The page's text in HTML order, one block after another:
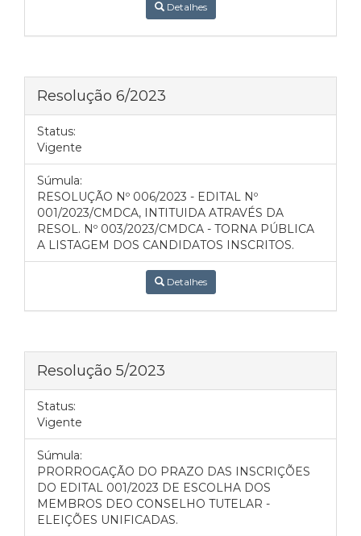
Detalhes
Resolução 6/2023
Status:
Vigente
Súmula:
RESOLUÇÃO Nº 006/2023 - EDITAL Nº
001/2023/CMDCA, INTITUIDA ATRAVÉS DA
RESOL. Nº 003/2023/CMDCA - TORNA PÚBLICA
A LISTAGEM DOS CANDIDATOS INSCRITOS.
Detalhes
Resolução 5/2023
Status:
Vigente
Súmula:
PRORROGAÇÃO DO PRAZO DAS INSCRIÇÕES
DO EDITAL 001/2023 DE ESCOLHA DOS
MEMBROS DEO CONSELHO TUTELAR -
ELEIÇÕES UNIFICADAS.